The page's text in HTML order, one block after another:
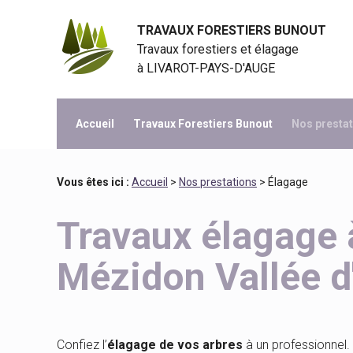
Accueil Travaux Forestiers Bunout Nos
TRAVAUX FORESTIERS BUNOUT
Travaux forestiers et élagage
à LIVAROT-PAYS-D'AUGE
Vous êtes ici : Accueil > Nos prestations > Élagage
Travaux élagage
Mézidon Vallée
Confiez l’élagage de vos arbres à un professionnel.